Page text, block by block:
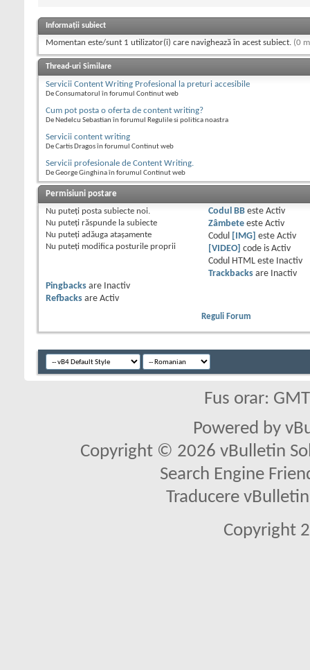
Informații subiect
Momentan este/sunt 1 utilizator(i) care navighează în acest subiect. (0
Thread-uri Similare
Servicii Content Writing Profesional la preturi accesibile
De Consumatorul în forumul Continut web
Cum pot posta o oferta de content writing?
De Nedelcu Sebastian în forumul Regulile si politica noastra
Servicii content writing
De Cartis Dragos în forumul Continut web
Servicii profesionale de Content Writing.
De George Ginghina în forumul Continut web
Permisiuni postare
Nu puteţi posta subiecte noi.
Nu puteţi răspunde la subiecte
Nu puteţi adăuga ataşamente
Nu puteţi modifica posturile proprii
Codul BBeste Activ
Zâmbeteeste Activ
Codul
[IMG] este Activ
[VIDEO] code is Activ
Codul HTML este
Inactiv
Trackbacksare
Inactiv
Pingbacks are
Inactiv
Refbacks are Activ
Reguli Forum
Fus orar:
Powered by
Copyright © 2026 vBulletin
Search Engine
Traducere
Copyright